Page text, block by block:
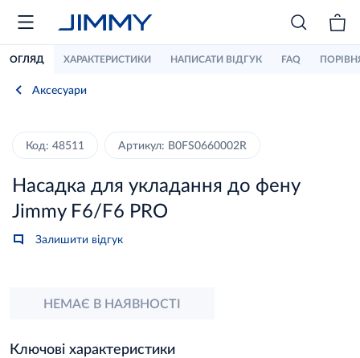
ОГЛЯД ХАРАКТЕРИСТИКИ НАПИСАТИ ВІДГУК FAQ
Аксесуари
Код: 48511 Артикул: B0FS0660002R
Насадка для укладання до фену
Jimmy F6/F6 PRO
Залишити відгук
НЕМАЄ В НАЯВНОСТІ
Ключові характеристики